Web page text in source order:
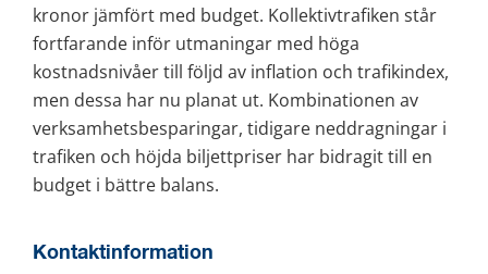
kronor jämfört med budget. Kollektivtrafiken står
fortfarande inför utmaningar med höga
kostnadsnivåer till följd av inflation och trafikindex,
men dessa har nu planat ut. Kombinationen av
verksamhetsbesparingar, tidigare neddragningar i
trafiken och höjda biljettpriser har bidragit till en
budget i bättre balans.
Kontaktinformation